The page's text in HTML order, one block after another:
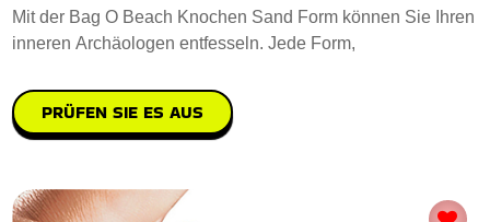
Mit der Bag O Beach Knochen Sand Form können Sie Ihren
inneren Archäologen entfesseln. Jede Form,
PRÜFEN SIE ES AUS